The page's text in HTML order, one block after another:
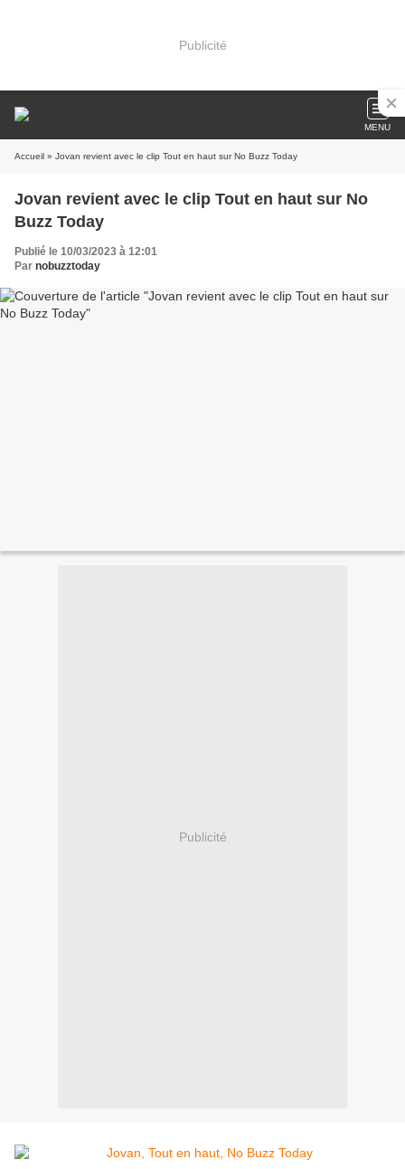
Publicité
MENU
Accueil » Jovan revient avec le clip Tout en haut sur No Buzz Today
Jovan revient avec le clip Tout en haut sur No
Buzz Today
Publié le 10/03/2023 à 12:01
Par nobuzztoday
Publicité